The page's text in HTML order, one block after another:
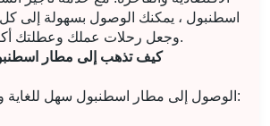
اسطنبول ، يمكنك الوصول بسهولة إلى
وجعل رحلات عملك وعطلتك أكثر راحة.
كيف تذهب إلى مطار
الوصول إلى مطار اسطنبول سهل للغاية ويوفر عدة خيارات: